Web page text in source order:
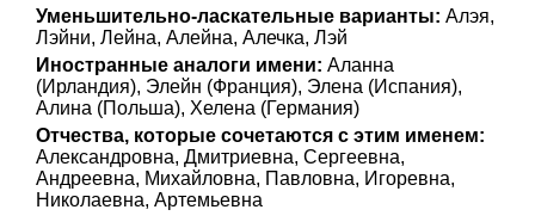
Уменьшительно-ласкательные варианты: Алэя,
Лэйни, Лейна, Алейна, Алечка, Лэй
Иностранные аналоги имени: Аланна
(Ирландия), Элейн (Франция), Элена (Испания),
Алина (Польша), Хелена (Германия)
Отчества, которые сочетаются с этим именем:
Александровна, Дмитриевна, Сергеевна,
Андреевна, Михайловна, Павловна, Игоревна,
Николаевна, Артемьевна